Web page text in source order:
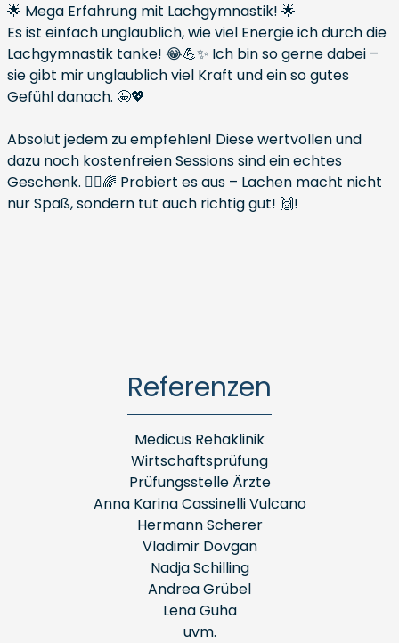
🌟 Mega Erfahrung mit Lachgymnastik! 🌟
Es ist einfach unglaublich, wie viel Energie ich durch die
Lachgymnastik tanke! 😂💪✨ Ich bin so gerne dabei –
sie gibt mir unglaublich viel Kraft und ein so gutes
Gefühl danach. 🤩💖
Absolut jedem zu empfehlen! Diese wertvollen und
dazu noch kostenfreien Sessions sind ein echtes
Geschenk. 🧘‍♀️🌈 Probiert es aus – Lachen macht nicht
nur Spaß, sondern tut auch richtig gut! 🙌!
Referenzen
Medicus Rehaklinik
Wirtschaftsprüfung
Prüfungsstelle Ärzte
Anna Karina Cassinelli Vulcano
Hermann Scherer
Vladimir Dovgan
Nadja Schilling
Andrea Grübel
Lena Guha
uvm.